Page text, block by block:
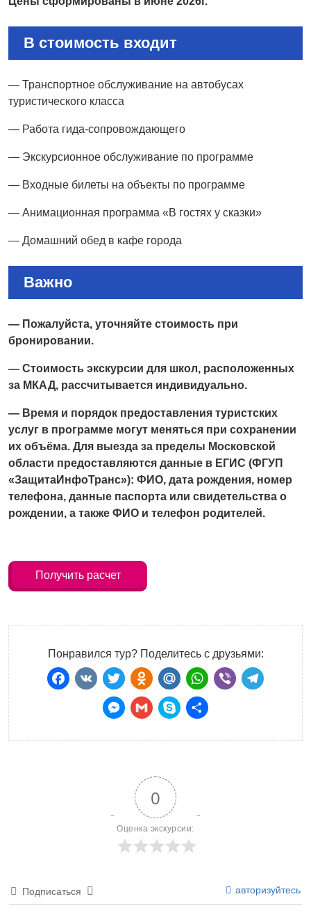
В стоимость входит
— Транспортное обслуживание на автобусах
туристического класса
— Работа гида-сопровождающего
— Экскурсионное обслуживание по программе
— Входные билеты на объекты по программе
— Анимационная программа «В гостях у сказки»
— Домашний обед в кафе города
Важно
— Пожалуйста, уточняйте стоимость при
бронировании.
— Стоимость экскурсии для школ, расположенных
за МКАД, рассчитывается индивидуально.
— Время и порядок предоставления туристских
услуг в программе могут меняться при сохранении
их объёма. Для выезда за пределы Московской
области предоставляются данные в ЕГИС (ФГУП
«ЗащитаИнфоТранс»): ФИО, дата рождения, номер
телефона, данные паспорта или свидетельства о
рождении, а также ФИО и телефон родителей.
Получить расчет
Понравился тур? Поделитесь с друзьями:
Facebook
VKTwitter
Odnoklassniki
Mail.Ru
WhatsApp
Отправить
0
Оценка экскурсии:
Подписаться авторизуйтесь